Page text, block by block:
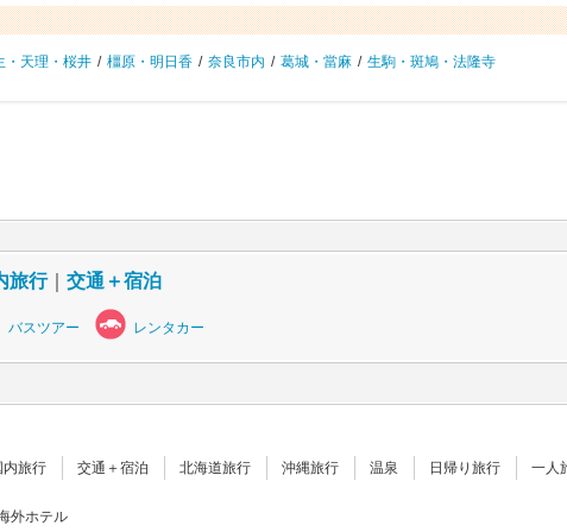
・天理・桜井 / 橿原・明日香 / 奈良市内 / 葛城・當麻 / 生駒・斑鳩・法隆寺
旅行｜ 交通＋宿泊
バスツアー レンタカー
内旅行 交通＋宿泊 北海道旅行 沖縄旅行 温泉 日帰り旅行 一人
外ホテル